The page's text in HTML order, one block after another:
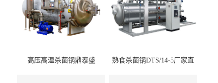
高压高温杀菌锅鼎泰盛
熟食杀菌锅DTS/14-5厂家直